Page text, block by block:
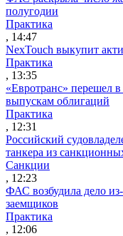
полугодии
Практика
, 14:47
NexTouch выкупит
Практика
, 13:35
«Евротранс» перешел
выпускам облигаций
Практика
, 12:31
Российский
танкера из
Санкции
, 12:23
ФАС возбудила дело
заемщиков
Практика
, 12:06